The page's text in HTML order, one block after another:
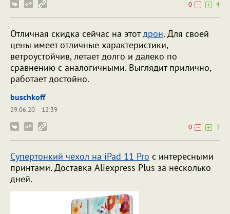
0 4
Отличная скидка сейчас на этотдрон. Для своей
цены имеет отличные характеристики,
ветроустойчив, летает долго и далеко по
сравнению с аналогичными. Выглядит прилично,
работает достойно.
buschkoff
29.06.20
12:39
0
3
Супертонкий чехол на iPad 11 Pro с интересными
принтами. Доставка Aliexpress Plus за несколько
дней.